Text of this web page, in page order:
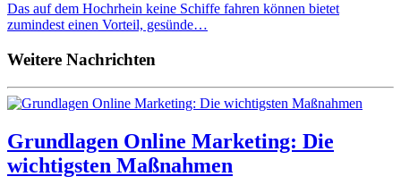
Das auf dem Hochrhein keine Schiffe fahren können bietet
zumindest einen Vorteil, gesünde…
Weitere Nachrichten
Grundlagen Online Marketing: Die
wichtigsten Maßnahmen